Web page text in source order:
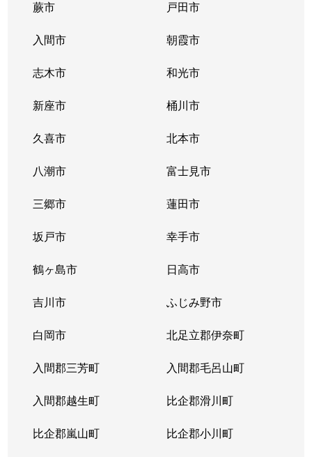
蕨市 戸田市
入間市 朝霞市
志木市 和光市
新座市 桶川市
久喜市 北本市
八潮市 富士見市
三郷市 蓮田市
坂戸市 幸手市
鶴ヶ島市 日高市
吉川市 ふじみ野市
白岡市 北足立郡伊奈町
入間郡三芳町 入間郡毛呂山町
入間郡越生町 比企郡滑川町
比企郡嵐山町 比企郡小川町